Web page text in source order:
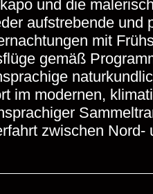
und die
aufstrebende und
mit
gemäß
im modernen,
zwischen Nord-